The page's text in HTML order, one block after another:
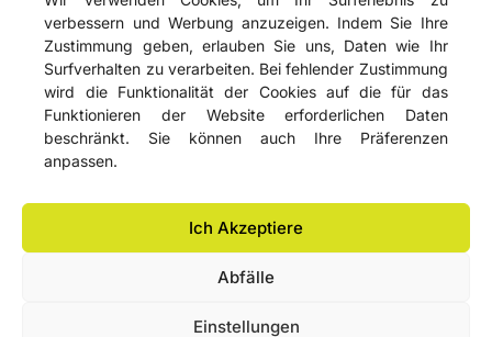
verbessern und Werbung anzuzeigen. Indem Sie Ihre
Zustimmung geben, erlauben Sie uns, Daten wie Ihr
Surfverhalten zu verarbeiten. Bei fehlender Zustimmung
wird die Funktionalität der Cookies auf die für das
Funktionieren der Website erforderlichen Daten
beschränkt. Sie können auch Ihre Präferenzen
anpassen.
Ich Akzeptiere
Abfälle
Einstellungen
Polityka prywatności i cookies
 4,9 - basierend auf75 Google-Bewertungen